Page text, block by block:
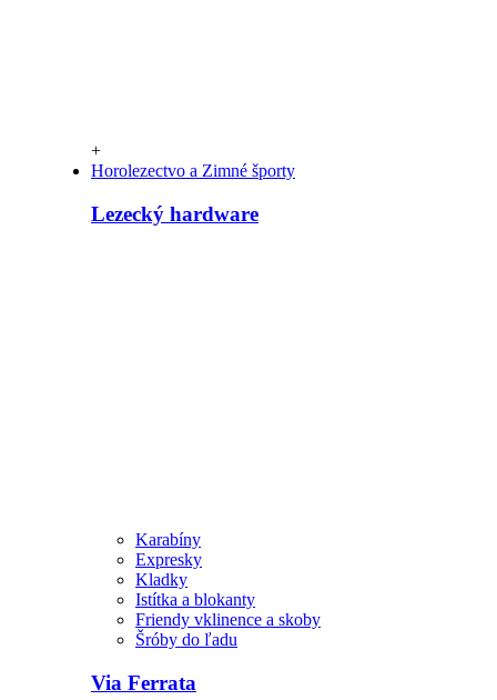
+
Horolezectvo a Zimné športy
Lezecký hardware
Karabíny
Expresky
Kladky
Istítka a blokanty
Friendy vklinence a skoby
Šróby do ľadu
Via Ferrata